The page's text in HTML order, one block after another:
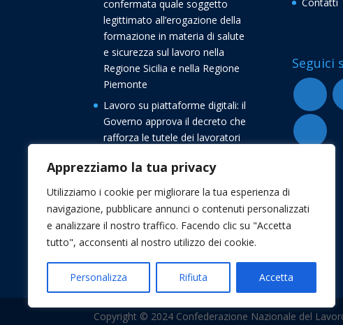
Apprezziamo la tua privacy
Utilizziamo i cookie per migliorare la tua esperienza di
navigazione, pubblicare annunci o contenuti personalizzati
e analizzare il nostro traffico. Facendo clic su "Accetta
tutto", acconsenti al nostro utilizzo dei cookie.
Personalizza Rifiuta Accetta
confermata quale soggetto
legittimato all’erogazione della
formazione in materia di salute
e sicurezza sul lavoro nella
Regione Sicilia e nella Regione
Piemonte
Lavoro su piattaforme digitali: il
Governo approva il decreto che
rafforza le tutele dei lavoratori
Confederazione Nazionale del
Lavoro CNL
Transizione 5.0, avvio delle
comunicazioni di conferma degli
investimenti
Seguici
Copyright © 2024 Confederazione Nazionale del